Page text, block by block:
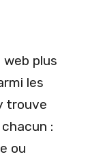
plus
les
trouve
:
ou